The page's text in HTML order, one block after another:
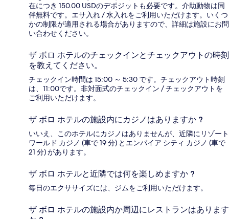
在につき 150.00 USDのデポジットも必要です。介助動物は同
伴無料です。エサ入れ / 水入れをご利用いただけます。いくつ
かの制限が適用される場合がありますので、詳細は施設にお問
い合わせください。
ザ ボロ ホテルのチェックインとチェックアウトの時刻
を教えてください。
チェックイン時間は 15:00 ～ 5:30 です。チェックアウト時刻
は、11:00です。非対面式のチェックイン / チェックアウトを
ご利用いただけます。
ザ ボロ ホテルの施設内にカジノはありますか ?
いいえ、このホテルにカジノはありませんが、近隣にリゾート
ワールド カジノ (車で 19 分) とエンパイア シティ カジノ (車で
21 分) があります。
ザ ボロ ホテルと近隣では何を楽しめますか ?
毎日のエクササイズには、ジムをご利用いただけます。
ザ ボロ ホテルの施設内か周辺にレストランはあります